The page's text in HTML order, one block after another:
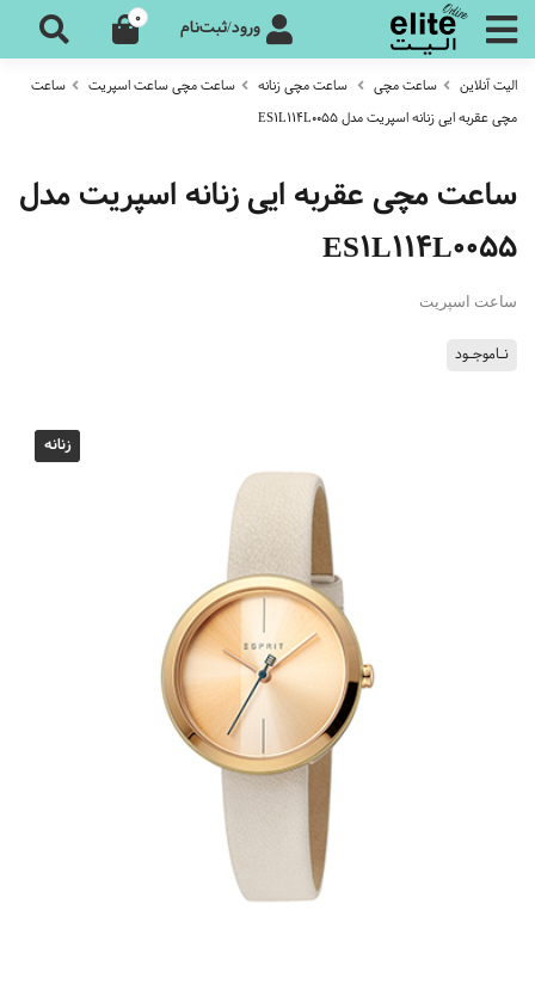
ورود/ثبت‌نام 0
الیت آنلاین ساعت مچی ساعت مچی زنانه ساعت مچی ساعت اسپریت
ساعت
مچی عقربه ایی زنانه اسپریت مدل ES1L114L0055
ساعت مچی عقربه ایی زنانه اسپریت مدل
ES1L114L0055
ساعت اسپریت
نـاموجـود
زنانه